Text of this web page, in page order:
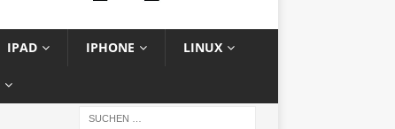
IPAD IPHONE LINUX